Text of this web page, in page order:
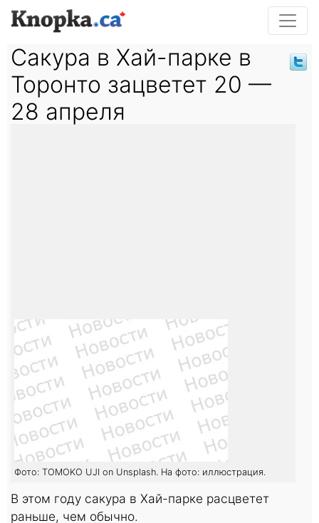
Сакура в Хай-парке в
Торонто зацветет 20 —
28 апреля
Фото: TOMOKO UJI on Unsplash. На фото: иллюстрация.
В этом году сакура в Хай-парке расцветет
раньше, чем обычно.